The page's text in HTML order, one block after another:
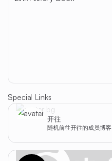
Special Links
开往
随机前往开往的成员博客